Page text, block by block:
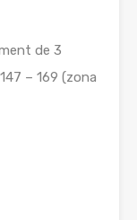
de 3
– 169 (zona